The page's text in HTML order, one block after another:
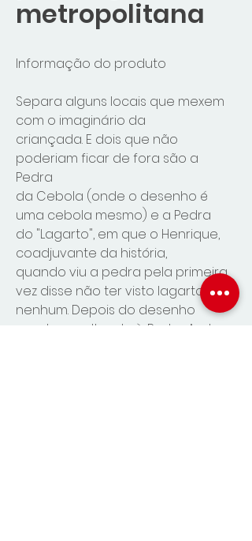
metropolitana
Informação do produto
Separa alguns locais que mexem
com o imaginário da
criançada. E dois que não
poderiam ficar de fora são a
Pedra
da Cebola (onde o desenho é
uma cebola mesmo) e a Pedra
do "Lagarto", em que o Henrique,
coadjuvante da história,
quando viu a pedra pela primeira
vez disse não ter visto lagarto
nenhum. Depois do desenho
pronto, e voltando à Pedra Azul,